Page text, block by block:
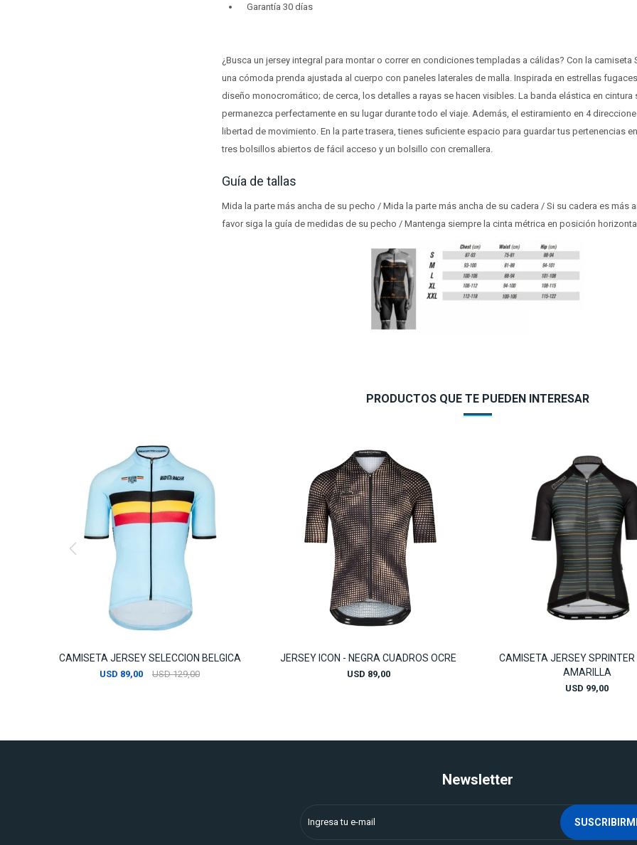
Garantía 30 días
¿Busca un jersey integral para montar o correr en condiciones templadas a cálidas? Con la camiseta
una cómoda prenda ajustada al cuerpo con paneles laterales de malla. Inspirada en estrellas
diseño monocromático; de cerca, los detalles a rayas se hacen visibles. La banda elástica en cintura
permanezca perfectamente en su lugar durante todo el viaje. Además, el estiramiento en 4
libertad de movimiento. En la parte trasera, tienes suficiente espacio para guardar tus pertenencias
tres bolsillos abiertos de fácil acceso y un bolsillo con cremallera.
Guía de tallas
Mida la parte más ancha de su pecho / Mida la parte más ancha de su cadera / Si su cadera es más
favor siga la guía de medidas de su pecho / Mantenga siempre la cinta métrica en posición
PRODUCTOS QUE TE PUEDEN INTERESAR
CAMISETA JERSEY SELECCION BELGICA
USD 89,00 USD 129,00
JERSEY ICON - NEGRA CUADROS OCRE
USD 89,00
CAMISETA JERSEY
AMARILLA
USD 99,00
Newsletter